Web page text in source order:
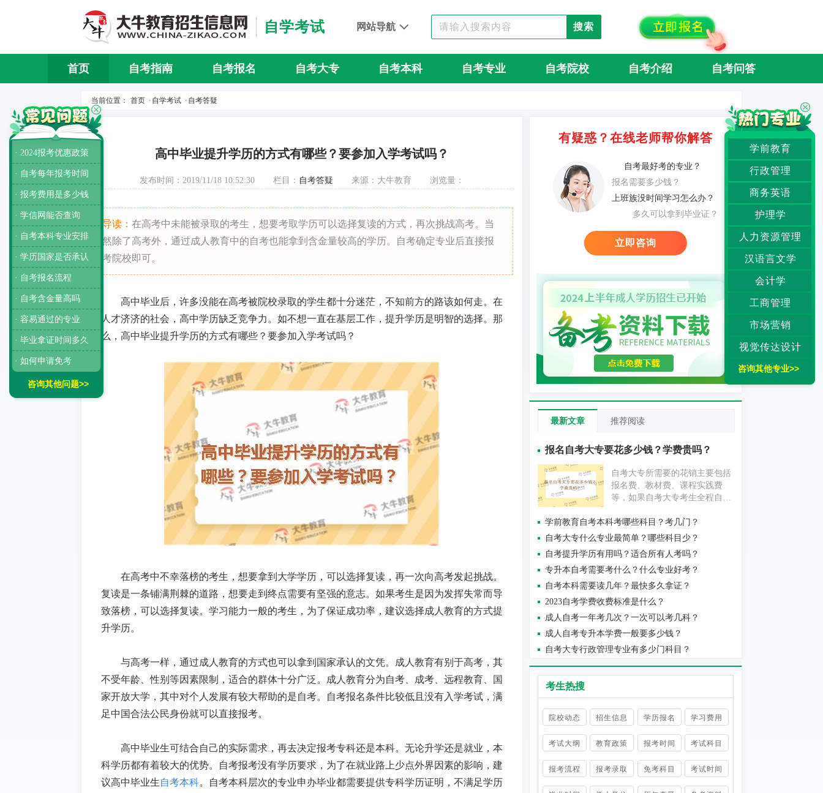
自学考试 网站导航 搜索
首页 自考指南 自考报名 自考大专 自考本科 自考专业 自考院校 自考介绍 自考问答
当前位置： 首页 > 自学考试 > 自考答疑
高中毕业提升学历的方式有哪些？要参加入学考试吗？
发布时间：2019/11/18 10:52:30 栏目： 自考答疑 来源：大牛教育 浏览量：
导读： 在高考中未能被录取的考生，想要考取学历可以选择复读的方式，再次挑战高考。当
然除了高考外，通过成人教育中的自考也能拿到含金量较高的学历。自考确定专业后直接报
考院校即可。
高中毕业后，许多没能在高考被院校录取的学生都十分迷茫，不知前方的路该如何走。在
人才济济的社会，高中学历缺乏竞争力。如不想一直在基层工作，提升学历是明智的选择。那
么，高中毕业提升学历的方式有哪些？要参加入学考试吗？
在高考中不幸落榜的考生，想要拿到大学学历，可以选择复读，再一次向高考发起挑战。
复读是一条铺满荆棘的道路，想要走到终点需要有坚强的意志。如果考生是因为发挥失常而导
致落榜，可以选择复读。学习能力一般的考生，为了保证成功率，建议选择成人教育的方式提
升学历。
与高考一样，通过成人教育的方式也可以拿到国家承认的文凭。成人教育有别于高考，其
不受年龄、性别等因素限制，适合的群体十分广泛。成人教育分为自考、成考、远程教育、国
家开放大学，其中对个人发展有较大帮助的是自考。自考报名条件比较低且没有入学考试，满
足中国合法公民身份就可以直接报考。
高中毕业生可结合自己的实际需求，再去决定报考专科还是本科。无论升学还是就业，本
科学历都有着较大的优势。自考报考没有学历要求，为了在就业路上少点外界因素的影响，建
议高中毕业生自考本科。自考本科层次的专业申办毕业都需要提供专科学历证明，不满足学历
有疑惑？在线老师帮你解答
自考最好考的专业？
报名需要多少钱？
上班族没时间学习怎么办？
多久可以拿到毕业证？
立即咨询
最新文章 推荐阅读
报名自考大专要花多少钱？学费贵吗？
自考大专所需要的花销主要包括
报名费、教材费、课程实践费
等，如果自考大专考生全程自学
费1000元左右；如果自考大专考
生报考辅导机构，花费则要更贵
实际当地消费水平为准。
学前教育自考本科考哪些科目？考几门？
自考大专什么专业最简单？哪些科目少？
自考提升学历有用吗？适合所有人考吗？
专升本自考需要考什么？什么专业好考？
自考本科需要读几年？最快多久拿证？
2023自考学费收费标准是什么？
成人自考一年考几次？一次可以考几科？
成人自考专升本学费一般要多少钱？
自考大专行政管理专业有多少门科目？
考生热搜
院校动态 招生信息 学历报名 学习费用
考试大纲 教育政策 报考时间 考试科目
报考流程 报考录取 免考科目 考试时间
· 2024报考优惠政策
· 自考每年报考时间
· 报考费用是多少钱
· 学信网能否查询
· 自考本科专业安排
· 学历国家是否承认
· 自考报名流程
· 自考含金量高吗
· 容易通过的专业
· 毕业拿证时间多久
· 如何申请免考
咨询其他问题>>
学前教育
行政管理
商务英语
护理学
人力资源管理
汉语言文学
会计学
工商管理
市场营销
视觉传达设计
咨询其他专业>>